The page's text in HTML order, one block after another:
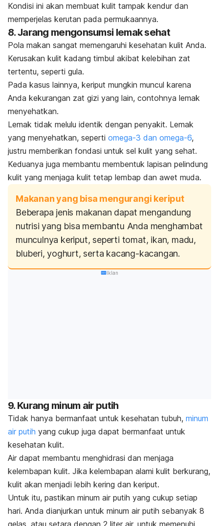
Kondisi ini akan membuat kulit tampak kendur dan
memperjelas kerutan pada permukaannya.
8. Jarang mengonsumsi lemak sehat
Pola makan sangat memengaruhi kesehatan kulit Anda.
Kerusakan kulit kadang timbul akibat kelebihan zat
tertentu, seperti gula.
Pada kasus lainnya, keriput mungkin muncul karena
Anda kekurangan zat gizi yang lain, contohnya lemak
menyehatkan.
Lemak tidak melulu identik dengan penyakit. Lemak
yang menyehatkan, seperti omega-3 dan omega-6,
justru memberikan fondasi untuk sel kulit yang sehat.
Keduanya juga membantu membentuk lapisan pelindung
kulit yang menjaga kulit tetap lembap dan awet muda.
Makanan yang bisa mengurangi keriput
Beberapa jenis makanan dapat mengandung
nutrisi yang bisa membantu Anda menghambat
munculnya keriput, seperti tomat, ikan, madu,
bluberi, yoghurt, serta kacang-kacangan.
Iklan
9. Kurang minum air putih
Tidak hanya bermanfaat untuk kesehatan tubuh, minum
air putih yang cukup juga dapat bermanfaat untuk
kesehatan kulit.
Air dapat membantu menghidrasi dan menjaga
kelembapan kulit. Jika kelembapan alami kulit berkurang,
kulit akan menjadi lebih kering dan keriput.
Untuk itu, pastikan minum air putih yang cukup setiap
hari. Anda dianjurkan untuk minum air putih sebanyak 8